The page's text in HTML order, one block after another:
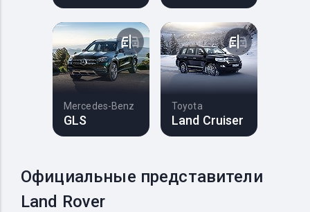
Mercedes-Benz
GLS
Toyota
Land Cruiser
Официальные представители
Land Rover